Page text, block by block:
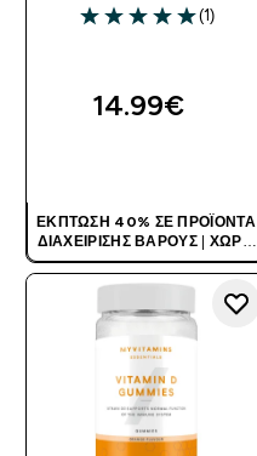
5 out of 5 stars
(1)
14.99€‎
ΈΚΠΤΩΣΗ 40% ΣΕ ΠΡΟΪΌΝΤΑ
ΔΙΑΧΕΊΡΙΣΗΣ ΒΆΡΟΥΣ| ΧΩΡΊΣ
ΚΩΔΙΚΌ